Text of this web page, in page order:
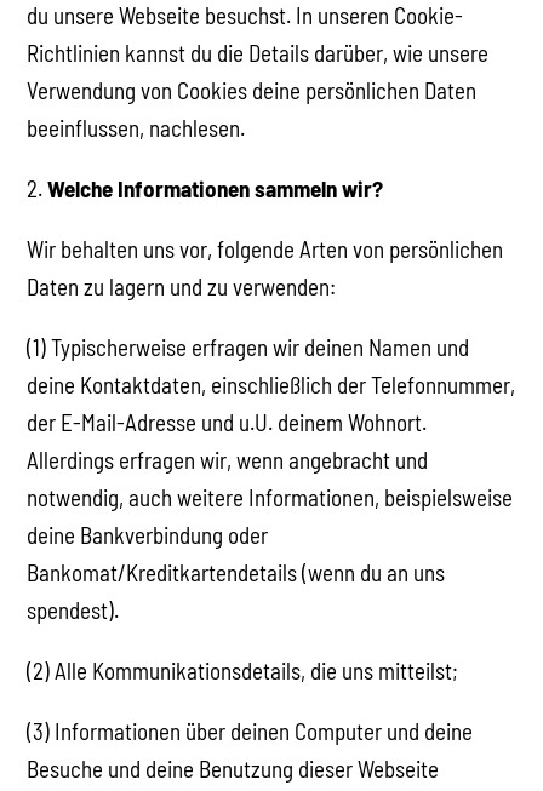
du unsere Webseite besuchst. In unseren Cookie-
Richtlinien kannst du die Details darüber, wie unsere
Verwendung von Cookies deine persönlichen Daten
beeinflussen, nachlesen.
2.Welche Informationen sammeln wir?
Wir behalten uns vor, folgende Arten von persönlichen
Daten zu lagern und zu verwenden:
(1) Typischerweise erfragen wir deinen Namen und
deine Kontaktdaten, einschließlich der Telefonnummer,
der E-Mail-Adresse und u.U. deinem Wohnort.
Allerdings erfragen wir, wenn angebracht und
notwendig, auch weitere Informationen, beispielsweise
deine Bankverbindung oder
Bankomat/Kreditkartendetails (wenn du an uns
spendest).
(2) Alle Kommunikationsdetails, die uns mitteilst;
(3) Informationen über deinen Computer und deine
Besuche und deine Benutzung dieser Webseite